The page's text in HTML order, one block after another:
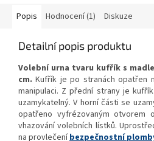
Popis Hodnocení (1) Diskuze
Detailní popis produktu
Volební urna tvaru kufřík s
cm. Kufřík je po stranách opatřen
manipulaci. Z přední strany je
uzamykatelný. V horní části se
opatřeno vyfrézovaným
vhazování volebních lístků.
na provlečeníbezpečnostní